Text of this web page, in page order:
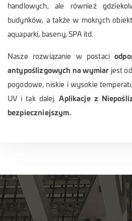
handlowych, ale również
budynków, a także w mokrych
aquaparki, baseny, SPA itd.
Nasze rozwiązanie w postaci
antypoślizgowych na wymiar jest
pogodowe, niskie i wysokie
UV i tak dalej.Aplikacje z
bezpieczniejszym.